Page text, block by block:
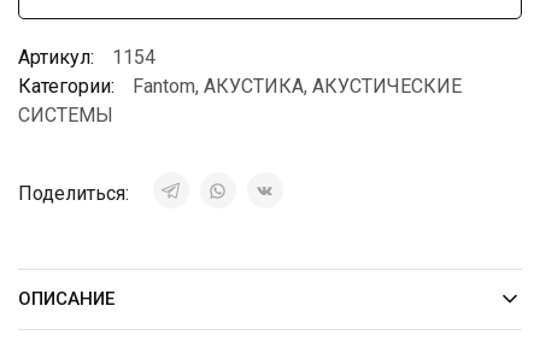
Артикул:
1154
Категории:
Fantom, АКУСТИКА, АКУСТИЧЕСКИЕ
СИСТЕМЫ
Поделиться:
ОПИСАНИЕ